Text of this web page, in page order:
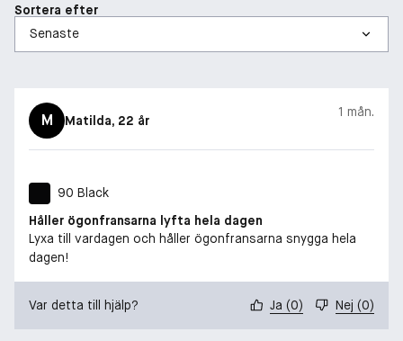
Sortera efter
M Matilda, 22 år
1 mån.
90 Black
Håller ögonfransarna lyfta hela dagen
Lyxa till vardagen och håller ögonfransarna snygga hela
dagen!
Var detta till hjälp? Ja (0) Nej (0)